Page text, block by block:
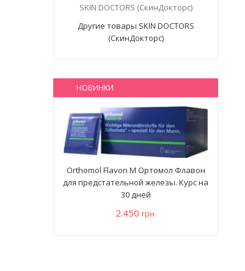
SKIN DOCTORS (СкинДокторс)
Другие товары SKIN DOCTORS
(СкинДокторс)
НОВИНКИ
Orthomol Flavon M Ортомол Флавон
для предстательной железы. Курс на
30 дней
2.450 грн.